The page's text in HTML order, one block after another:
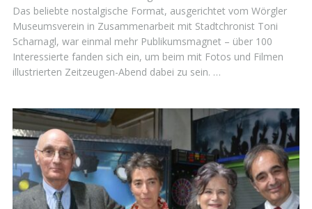
Das beliebte nostalgische Format, ausgerichtet vom Wörgler
Museumsverein in Zusammenarbeit mit Stadtchronist Toni
Scharnagl, war einmal mehr Publikumsmagnet – über 100
Interessierte fanden sich ein, um beim mit Fotos und Filmen
illustrierten Zeitzeugen-Abend dabei zu sein. …